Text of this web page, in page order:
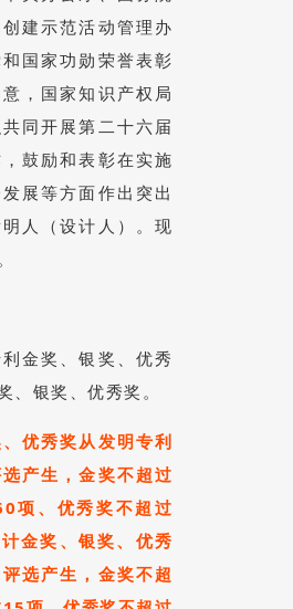
建示范活动管理办
国家功勋荣誉表彰
，国家知识产权局
同开展第二十六届
鼓励和表彰在实施
展等方面作出突出
人（设计人）。现
金奖、银奖、优秀
、银奖、优秀奖。
优秀奖从发明专利
产生，金奖不超过
项、优秀奖不超过
金奖、银奖、优秀
选产生，金奖不超